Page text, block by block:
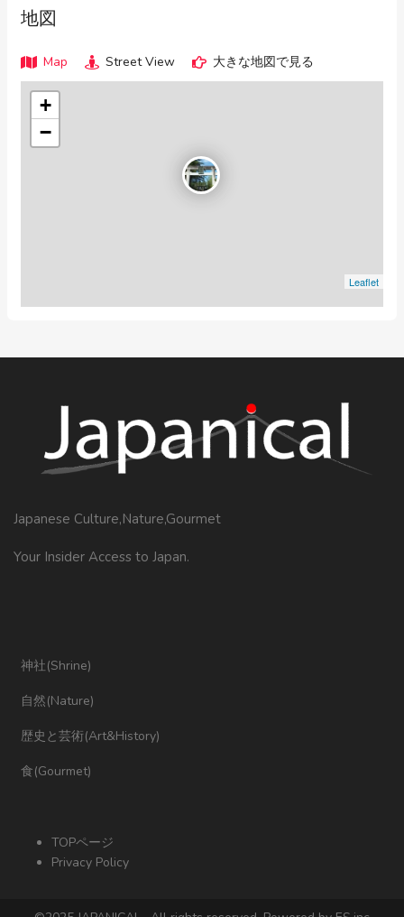
地図
Map Street View 大きな地図で見る
+
−
Leaflet
Japanese Culture,Nature,Gourmet
Your Insider Access to Japan.
神社(Shrine)
自然(Nature)
歴史と芸術(Art&History)
食(Gourmet)
TOPページ
Privacy Policy